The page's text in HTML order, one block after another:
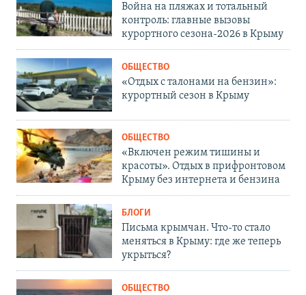
Война на пляжах и тотальный
контроль: главные вызовы
курортного сезона-2026 в Крыму
ОБЩЕСТВО
«Отдых с талонами на бензин»:
курортный сезон в Крыму
ОБЩЕСТВО
«Включен режим тишины и
красоты». Отдых в прифронтовом
Крыму без интернета и бензина
БЛОГИ
Письма крымчан. Что-то стало
меняться в Крыму: где же теперь
укрыться?
ОБЩЕСТВО